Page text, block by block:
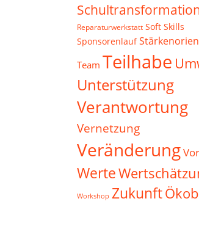
Reparaturwerkstatt Soft Skills
Sponsorenlauf
Team Teilhabe
Unterstützung
Verantwortung
Vernetzung
Veränderung
Werte
Workshop Zukunft